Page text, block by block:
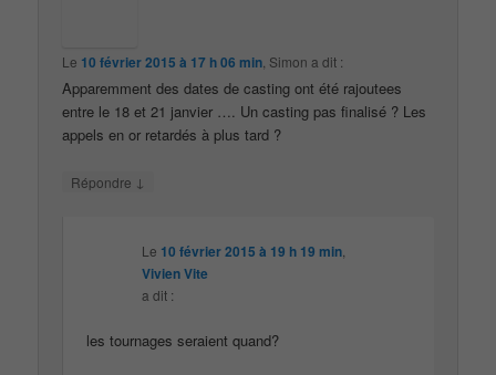
Le 10 février 2015 à 17 h 06 min Simon a dit :
Apparemment des dates de casting ont été rajoutees
entre le 18 et 21 janvier …. Un casting pas finalisé ? Les
appels en or retardés à plus tard ?
Répondre ↓
Le 10 février 2015 à 19 h 19 min
Vivien Vite
a dit :
les tournages seraient quand?